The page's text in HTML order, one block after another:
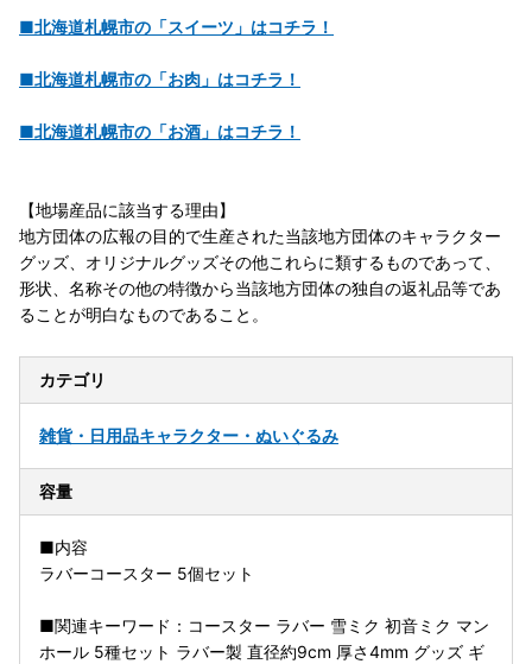
■北海道札幌市の「スイーツ」はコチラ！
■北海道札幌市の「お肉」はコチラ！
■北海道札幌市の「お酒」はコチラ！
【地場産品に該当する理由】
地方団体の広報の目的で生産された当該地方団体のキャラクター
グッズ、オリジナルグッズその他これらに類するものであって、
形状、名称その他の特徴から当該地方団体の独自の返礼品等であ
ることが明白なものであること。
カテゴリ
雑貨・日用品キャラクター・ぬいぐるみ
容量
■内容
ラバーコースター 5個セット
■関連キーワード：コースター ラバー 雪ミク 初音ミク マン
ホール 5種セット ラバー製 直径約9cm 厚さ4mm グッズ ギ